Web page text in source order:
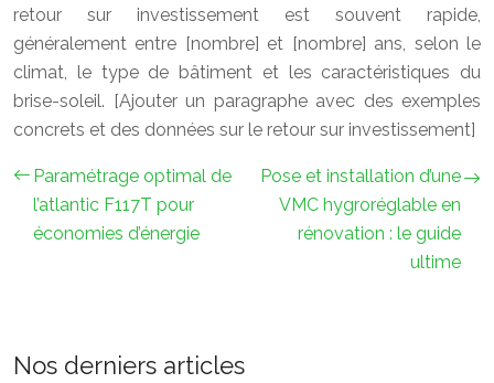
retour sur investissement est souvent rapide,
généralement entre [nombre] et [nombre] ans, selon le
climat, le type de bâtiment et les caractéristiques du
brise-soleil. [Ajouter un paragraphe avec des exemples
concrets et des données sur le retour sur investissement]
Paramétrage optimal de
l’atlantic F117T pour
économies d’énergie
Pose et installation d’une
VMC hygroréglable en
rénovation : le guide
ultime
Nos derniers articles